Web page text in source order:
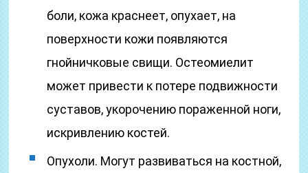
боли, кожа краснеет, опухает, на
поверхности кожи появляются
гнойничковые свищи. Остеомиелит
может привести к потере подвижности
суставов, укорочению пораженной ноги,
искривлению костей.
Опухоли. Могут развиваться на костной,